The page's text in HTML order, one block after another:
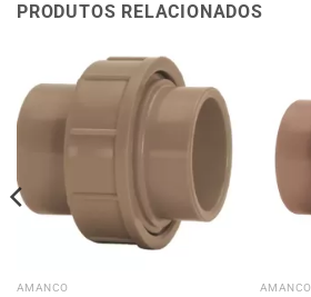
PRODUTOS RELACIONADOS
AMANCO AMANCO